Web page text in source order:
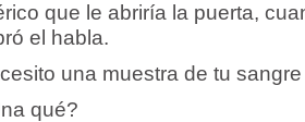
que le abriría la puerta,
el habla.
una muestra de tu
qué?